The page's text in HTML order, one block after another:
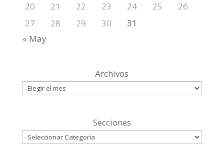
20
21 22 23 24 25
26
27
28 29 30
31
« May
Archivos
Secciones